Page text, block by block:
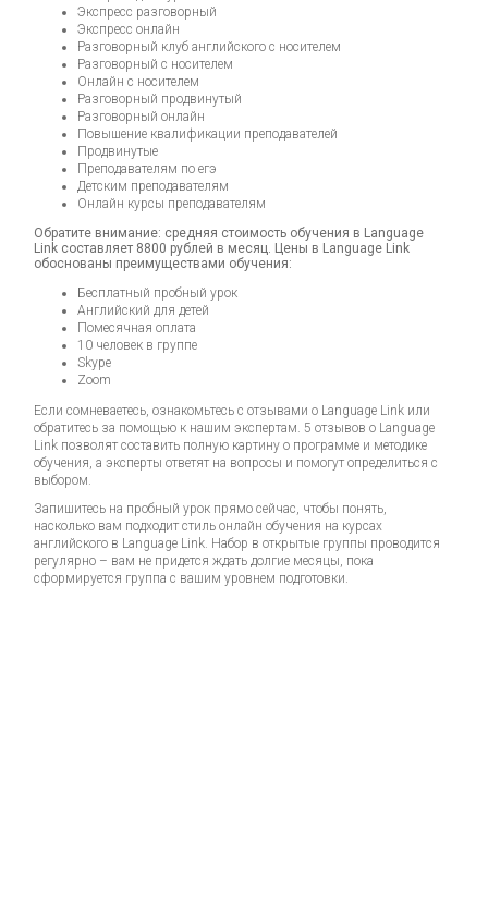
Экспресс разговорный
Экспресс онлайн
Разговорный клуб английского с носителем
Разговорный с носителем
Онлайн с носителем
Разговорный продвинутый
Разговорный онлайн
Повышение квалификации преподавателей
Продвинутые
Преподавателям по егэ
Детским преподавателям
Онлайн курсы преподавателям
Обратите внимание: средняя стоимость обучения в Language
Link составляет 8800 рублей в месяц. Цены в Language Link
обоснованы преимуществами обучения:
Бесплатный пробный урок
Английский для детей
Помесячная оплата
10 человек в группе
Skype
Zoom
Если сомневаетесь, ознакомьтесь с отзывами о Language Link или
обратитесь за помощью к нашим экспертам. 5 отзывов о Language
Link позволят составить полную картину о программе и методике
обучения, а эксперты ответят на вопросы и помогут определиться с
выбором.
Запишитесь на пробный урок прямо сейчас, чтобы понять,
насколько вам подходит стиль онлайн обучения на курсах
английского в Language Link. Набор в открытые группы проводится
регулярно – вам не придется ждать долгие месяцы, пока
сформируется группа с вашим уровнем подготовки.